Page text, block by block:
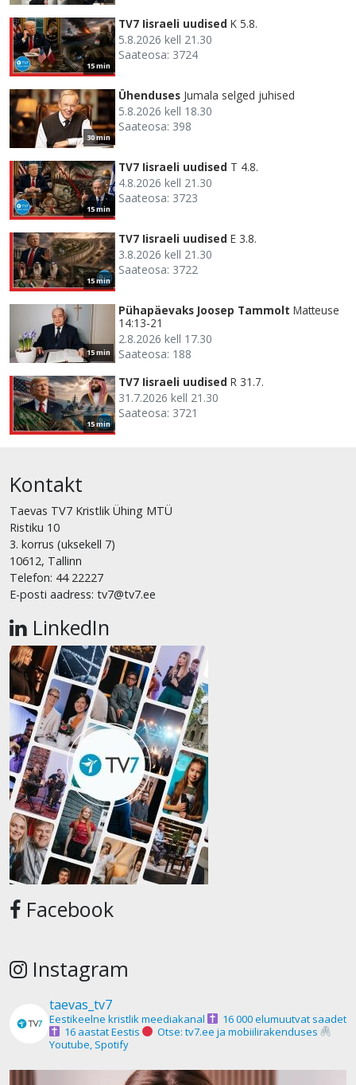
15 min
TV7 Iisraeli uudised K 5.8.
5.8.2026 kell 21.30
Saateosa: 3724
30 min
Ühenduses Jumala selged juhised
5.8.2026 kell 18.30
Saateosa: 398
15 min
TV7 Iisraeli uudised T 4.8.
4.8.2026 kell 21.30
Saateosa: 3723
15 min
TV7 Iisraeli uudised E 3.8.
3.8.2026 kell 21.30
Saateosa: 3722
15 min
Pühapäevaks Joosep Tammolt Matteuse
14:13-21
2.8.2026 kell 17.30
Saateosa: 188
15 min
TV7 Iisraeli uudised R 31.7.
31.7.2026 kell 21.30
Saateosa: 3721
Kontakt
Taevas TV7 Kristlik Ühing MTÜ
Ristiku 10
3. korrus (uksekell 7)
10612, Tallinn
Telefon: 44 22227
E-posti aadress: tv7@tv7.ee
LinkedIn
Facebook
Instagram
taevas_tv7
Eestikeelne kristlik meediakanal
16 000 elumuutvat saadet
16 aastat Eestis
Otse: tv7.ee ja mobiilirakenduses
Youtube, Spotify